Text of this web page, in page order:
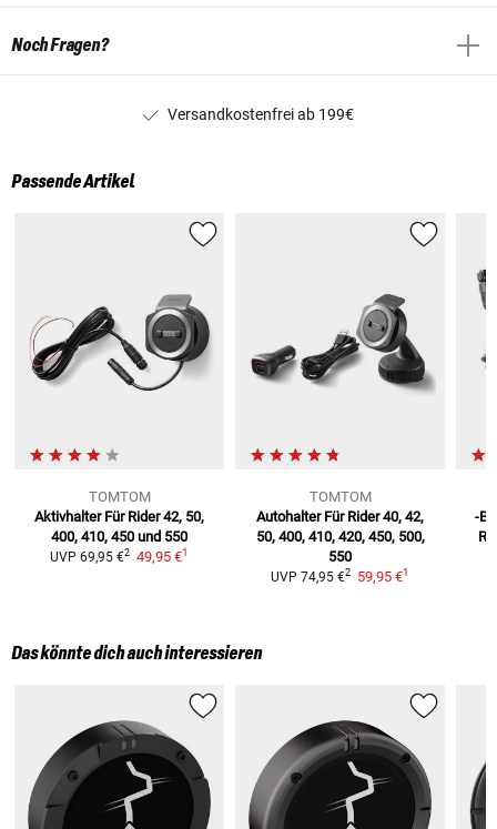
Noch Fragen?
Versandkostenfrei ab 199€
Passende Artikel
TOMTOM
Aktivhalter Für Rider 42, 50,
400, 410, 450 und 550
UVP 69,95 €2 49,95 €1
TOMTOM
Autohalter Für Rider 40, 42,
50, 400, 410, 420, 450, 500,
550
UVP 74,95 €2 59,95 €1
-
Das könnte dich auch interessieren